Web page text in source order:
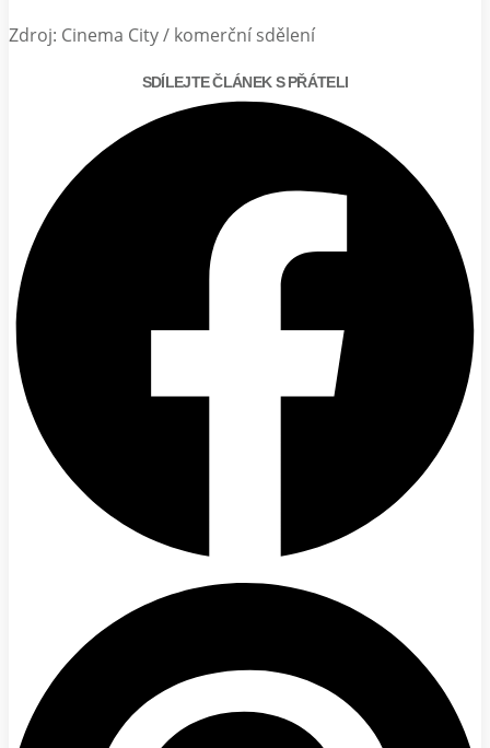
Zdroj: Cinema City / komerční sdělení
SDÍLEJTE ČLÁNEK S PŘÁTELI